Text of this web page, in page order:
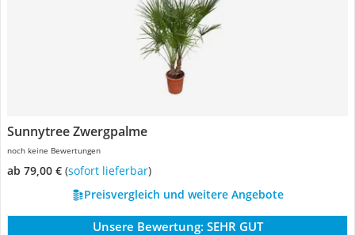
Sunnytree Zwergpalme
noch keine Bewertungen
ab 79,00 € ( Sofort lieferbar)
Preisvergleich und weitere Angebote
Unsere Bewertung: SEHR GUT